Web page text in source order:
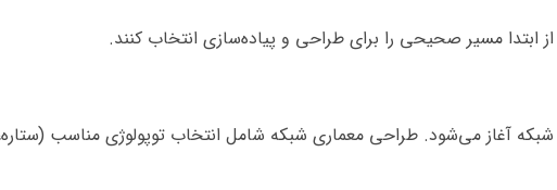
ابتدا مسیر صحیحی را برای طراحی و پیاده‌سازی انتخاب کنند.
آغاز می‌شود. طراحی معماری شبکه شامل انتخاب توپولوژی مناسب